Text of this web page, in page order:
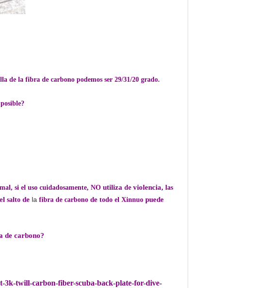
de la fibra de carbono podemos ser 29/31/20 grado.
si el uso cuidadosamente, NO utiliza de violencia, las
salto de la fibra de carbono de todo el Xinnuo puede
de carbono?
3k-twill-carbon-fiber-scuba-back-plate-for-dive-